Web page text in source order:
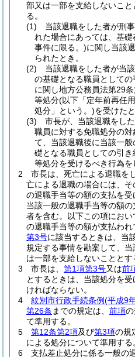
部又は一部を支給しないこ
る。
(1)
当該退職をした者が刑
れた場合にあっては、基
事件に限る。)に関し当該
られたとき。
(2)
当該退職をした者が当
の基礎となる職員として
に関し地方公務員法第29
等処分(以下「定年前再任
処分」という。)を受けたと
(3)
市長が、当該退職をし
職員に対する免職処分の
て、当該退職後に当該一
礎となる職員としての引
等処分を受けるべき行為を
2
市長は、死亡による退職を
亡による退職の場合には、そ
の退職手当等の額の支払を
当該一般の退職手当等の額
者を含む。以下この項におい
の退職手当等の額が支払われ
第3号に該当するときは、当
規定する事情を勘案して、
は一部を支給しないこととす
3
市長は、 第1項第3号又は前
とするときは、当該処分を
ければならない。
4
紋別市行政手続条例(平成9
第26条 までの規定は、 前項
て準用する。
5
第12条第2項及び第3項の規
による処分について準用する
6
支払差止処分に係る一般の